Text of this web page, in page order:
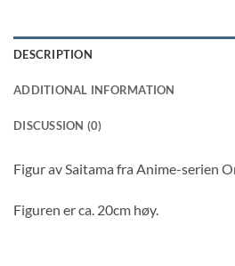
DESCRIPTION
ADDITIONAL INFORMATION
DISCUSSION (0)
Figur av Saitama fra Anime-serien
Figuren er ca. 20cm høy.